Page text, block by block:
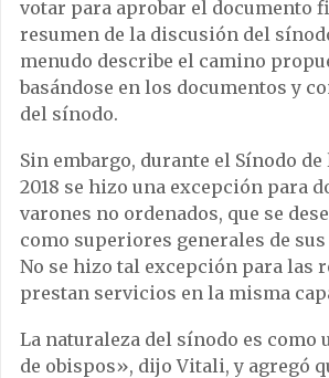
votar para aprobar el documento
resumen de la discusión del
menudo describe el camino
basándose en los documentos y
del sínodo.
Sin embargo, durante el Sínodo de
2018 se hizo una excepción para
varones no ordenados, que se
como superiores generales de
No se hizo tal excepción para las
prestan servicios en la misma
La naturaleza del sínodo es como
de obispos», dijo Vitali, y agregó